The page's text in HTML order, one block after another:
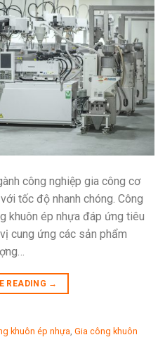
công nghiệp gia công cơ
tốc độ nhanh chóng. Công
khuôn ép nhựa đáp ứng tiêu
cung ứng các sản phẩm
READING →
khuôn ép nhựa Gia công khuôn